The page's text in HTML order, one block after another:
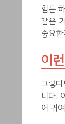
힘든
같은
중요
이
그렇
니다.
어 귀